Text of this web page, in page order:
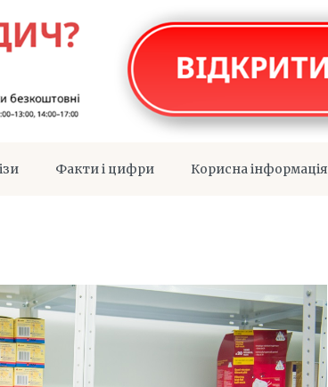
Факти і цифри Корисна інформація